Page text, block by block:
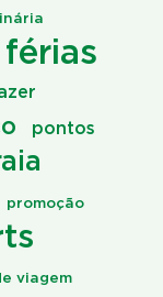
férias
pontos
promoção
viagem